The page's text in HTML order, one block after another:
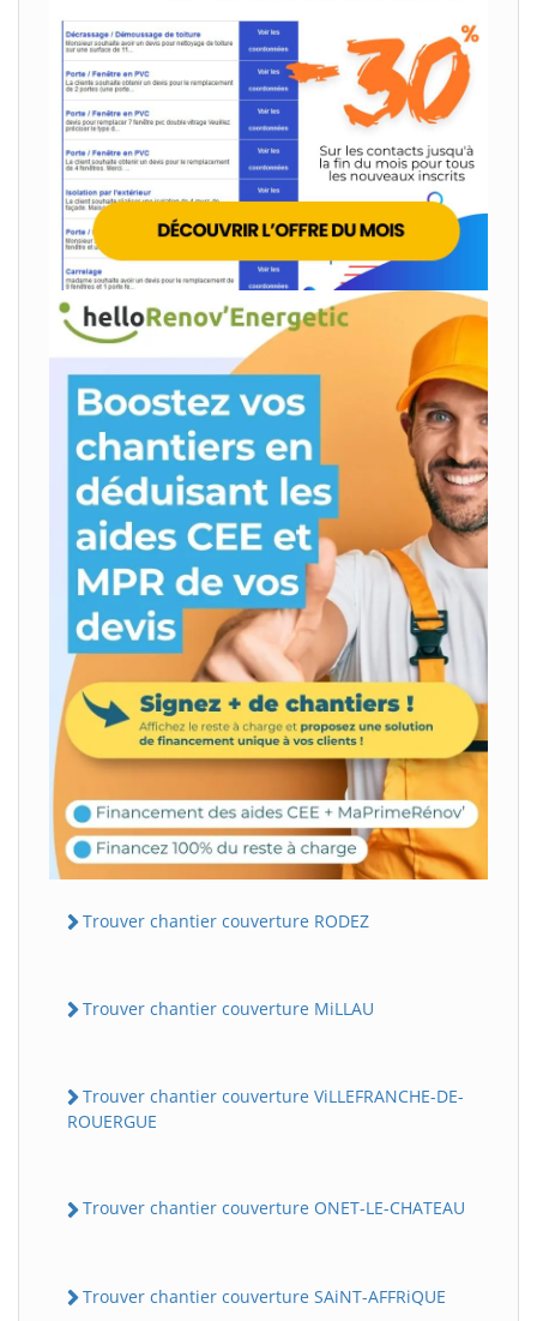
Trouver chantier couverture RODEZ
Trouver chantier couverture MiLLAU
Trouver chantier couverture ViLLEFRANCHE-DE-
ROUERGUE
Trouver chantier couverture ONET-LE-CHATEAU
Trouver chantier couverture SAiNT-AFFRiQUE